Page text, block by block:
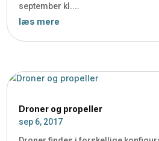
september kl....
læs mere
Droner og propeller
sep 6, 2017